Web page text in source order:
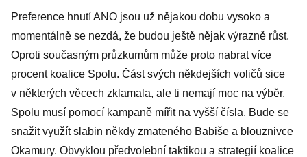
Preference hnutí ANO jsou už nějakou dobu vysoko a
momentálně se nezdá, že budou ještě nějak výrazně růst.
Oproti současným průzkumům může proto nabrat více
procent koalice Spolu. Část svých někdejších voličů sice
v některých věcech zklamala, ale ti nemají moc na výběr.
Spolu musí pomocí kampaně mířit na vyšší čísla. Bude se
snažit využít slabin někdy zmateného Babiše a blouznivce
Okamury. Obvyklou předvolební taktikou a strategií koalice